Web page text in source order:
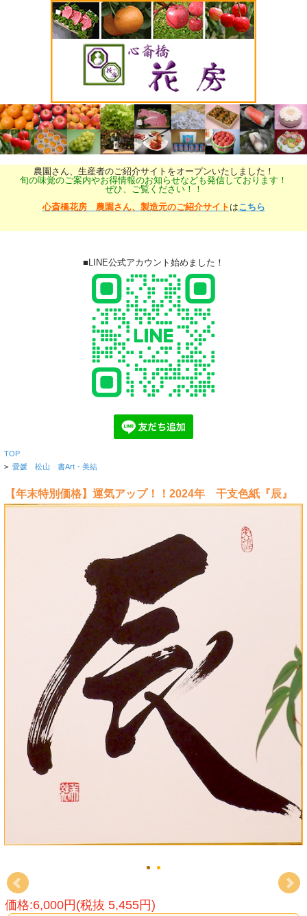
農園さん、生産者のご紹介サイトをオープンいたしました！
旬の味覚のご案内やお得情報のお知らせなども発信しております！
ぜひ、ご覧ください！！
心斎橋花房 農園さん、製造元のご紹介サイト はこちら
■LINE公式アカウント始めました！
TOP
> 愛媛 松山 書Art・美結
【年末特別価格】運気アップ！！2024年 干支色紙『辰』
価格:6,000円(税抜 5,455円)